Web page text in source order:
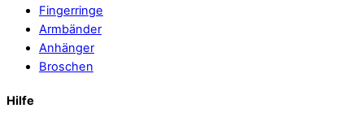
Fingerringe
Armbänder
Anhänger
Broschen
Hilfe